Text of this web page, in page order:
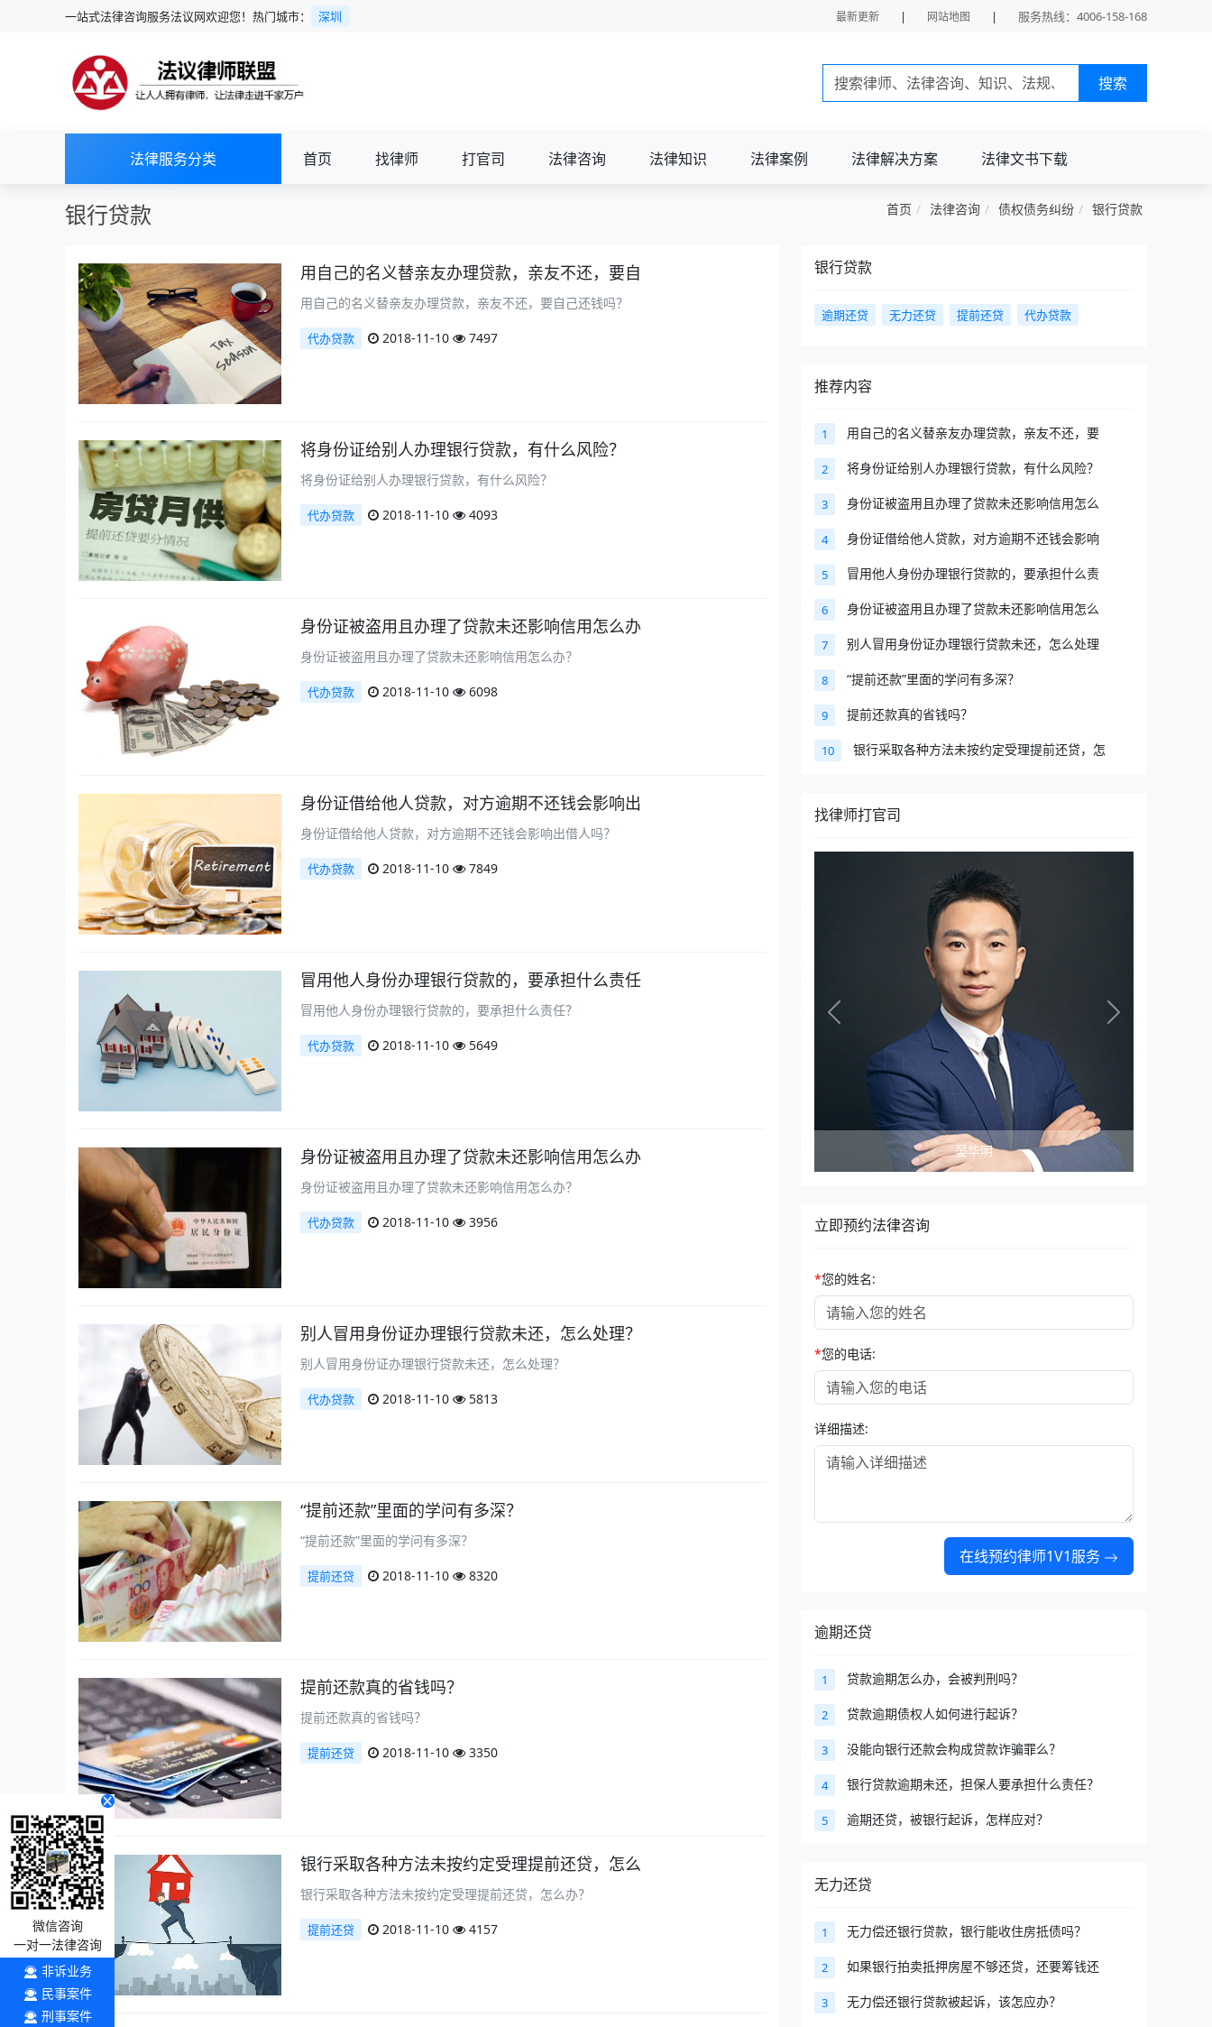
一站式法律咨询服务法议网欢迎您！热门城市： 深圳 最新更新 | 网站地图 | 服务热线：4006-158-168
搜索
法律服务分类 首页 找律师 打官司 法律咨询 法律知识 法律案例 法律解决方案 法律文书下载
银行贷款 首页 法律咨询 债权债务纠纷 银行贷款
用自己的名义替亲友办理贷款，亲友不还，要自
用自己的名义替亲友办理贷款，亲友不还，要自己还钱吗？
代办贷款 2018-11-10 7497
将身份证给别人办理银行贷款，有什么风险？
将身份证给别人办理银行贷款，有什么风险？
代办贷款 2018-11-10 4093
身份证被盗用且办理了贷款未还影响信用怎么办
身份证被盗用且办理了贷款未还影响信用怎么办？
代办贷款 2018-11-10 6098
身份证借给他人贷款，对方逾期不还钱会影响出
身份证借给他人贷款，对方逾期不还钱会影响出借人吗？
代办贷款 2018-11-10 7849
冒用他人身份办理银行贷款的，要承担什么责任
冒用他人身份办理银行贷款的，要承担什么责任？
代办贷款 2018-11-10 5649
身份证被盗用且办理了贷款未还影响信用怎么办
身份证被盗用且办理了贷款未还影响信用怎么办？
代办贷款 2018-11-10 3956
别人冒用身份证办理银行贷款未还，怎么处理？
别人冒用身份证办理银行贷款未还，怎么处理？
代办贷款 2018-11-10 5813
“提前还款”里面的学问有多深？
“提前还款”里面的学问有多深？
提前还贷 2018-11-10 8320
提前还款真的省钱吗？
提前还款真的省钱吗？
提前还贷 2018-11-10 3350
银行采取各种方法未按约定受理提前还贷，怎么
银行采取各种方法未按约定受理提前还贷，怎么办？
提前还贷 2018-11-10 4157
银行贷款
逾期还贷 无力还贷 提前还贷 代办贷款
推荐内容
1 用自己的名义替亲友办理贷款，亲友不还，要
2 将身份证给别人办理银行贷款，有什么风险？
3 身份证被盗用且办理了贷款未还影响信用怎么
4 身份证借给他人贷款，对方逾期不还钱会影响
5 冒用他人身份办理银行贷款的，要承担什么责
6 身份证被盗用且办理了贷款未还影响信用怎么
7 别人冒用身份证办理银行贷款未还，怎么处理
8 “提前还款”里面的学问有多深？
9 提前还款真的省钱吗？
10 银行采取各种方法未按约定受理提前还贷，怎
找律师打官司
晏华明
Previous Next
立即预约法律咨询
*您的姓名:
*您的电话:
详细描述:
在线预约律师1V1服务
逾期还贷
1 贷款逾期怎么办，会被判刑吗？
2 贷款逾期债权人如何进行起诉？
3 没能向银行还款会构成贷款诈骗罪么？
4 银行贷款逾期未还，担保人要承担什么责任？
5 逾期还贷，被银行起诉，怎样应对？
无力还贷
1 无力偿还银行贷款，银行能收住房抵债吗？
2 如果银行拍卖抵押房屋不够还贷，还要筹钱还
3 无力偿还银行贷款被起诉，该怎应办？
微信咨询
一对一法律咨询
非诉业务
民事案件
刑事案件